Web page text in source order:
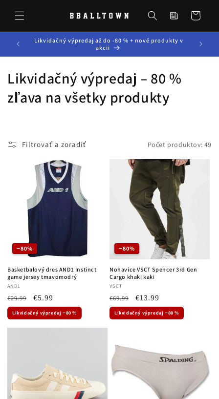
na
obsah
sveta
Košík
Likvidačný výpredaj až do -80 % + nové produkty v
akcii
K
o
k
Likvidačný výpredaj – 80 %
zľava na všetky produkty
Filtrovať a zoradiť Počet produktov: 49
−80%
Basketbalový dres AND1 Instinct
game jersey tmavomodrý
Dodávateľ:
AND1
Normálna
cena
€29.99
Cena
po
zľave
€5.99
Likvidačný výpredaj −80 %
−80%
Nohavice VSCT Spencer 3rd Gen
Cargo khaki kaki
Dodávateľ:
VSCT
Normálna
cena
€69.99
Cena
po
zľave
€13.99
Likvidačný výpredaj −80 %